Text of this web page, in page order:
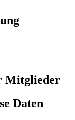
Mitglieder
Daten